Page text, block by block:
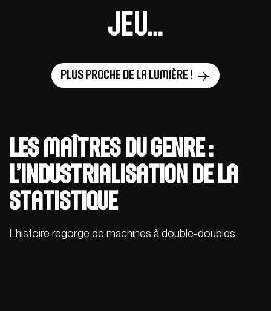
jeu…
Plus proche de la lumière !
Les maîtres du genre :
l’industrialisation de la
statistique
L’histoire regorge de machines à double-doubles.